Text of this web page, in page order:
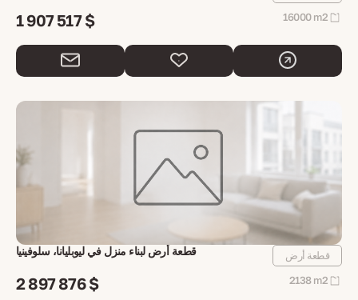
1 907 517 $ 16000 m2
قطعة أرض لبناء منزل في ليوبليانا، سلوفينيا قطعة أرض
2 897 876 $ 2138 m2